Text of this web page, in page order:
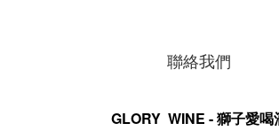
聯絡我們
GLORY WINE - 獅子愛喝